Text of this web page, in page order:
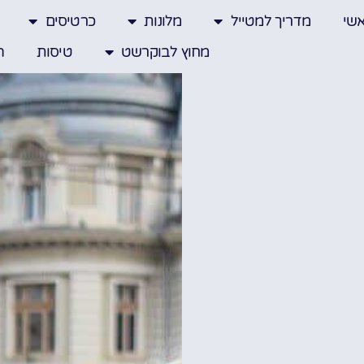
מדריך למטייל מלונות
כרטיסים
מחוץ לבוקרשט
טיסות